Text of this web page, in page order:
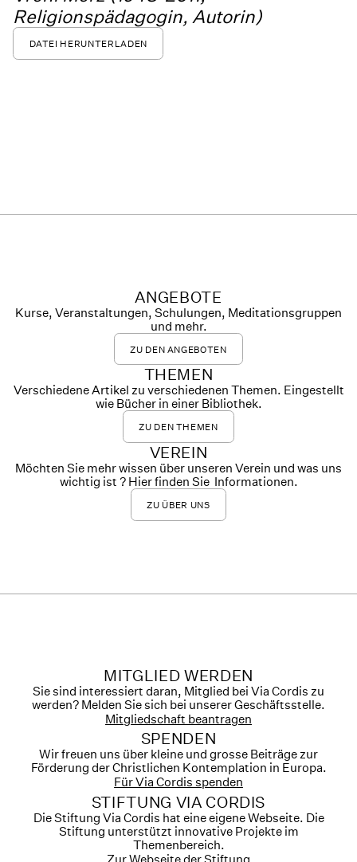
Religionspädagogin, Autorin)
DATEI HERUNTERLADEN
ANGEBOTE
Kurse, Veranstaltungen, Schulungen, Meditationsgruppen
und mehr.
ZU DEN ANGEBOTEN
THEMEN
Verschiedene Artikel zu verschiedenen Themen. Eingestellt
wie Bücher in einer Bibliothek.
ZU DEN THEMEN
VEREIN
Möchten Sie mehr wissen über unseren Verein und was uns
wichtig ist ? Hier finden Sie Informationen.
ZU ÜBER UNS
MITGLIED WERDEN
Sie sind interessiert daran, Mitglied bei Via Cordis zu
werden? Melden Sie sich bei unserer Geschäftsstelle.
Mitgliedschaft beantragen
SPENDEN
Wir freuen uns über kleine und grosse Beiträge zur
Förderung der Christlichen Kontemplation in Europa.
Für Via Cordis spenden
STIFTUNG VIA CORDIS
Die Stiftung Via Cordis hat eine eigene Webseite. Die
Stiftung unterstützt innovative Projekte im
Themenbereich.
Zur Webseite der Stiftung